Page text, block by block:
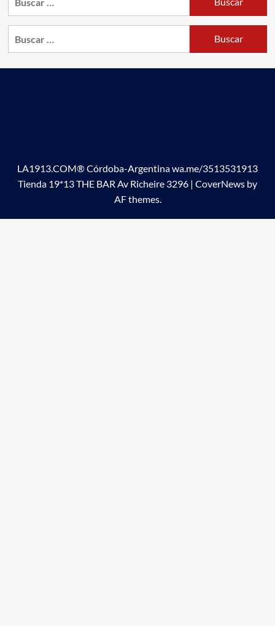
LA1913.COM® Córdoba-Argentina wa.me/3513531913
Tienda 19*13 THE BAR Av Richeire 3296 | CoverNews by
AF themes.